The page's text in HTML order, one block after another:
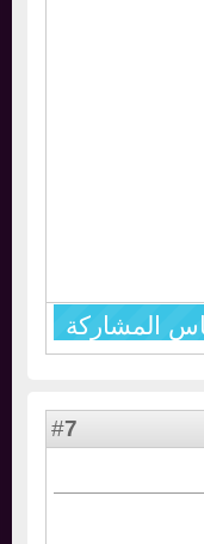
المشاركة